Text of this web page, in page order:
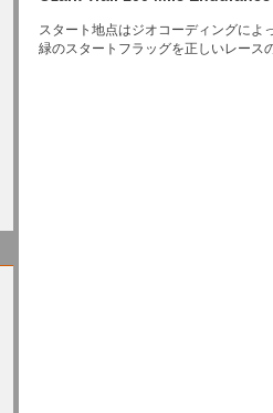
スタート地点はジオコーディングに
緑のスタートフラッグを正しいレース